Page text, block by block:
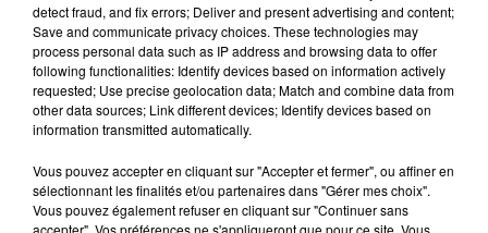
Alsace
Meuse Grand Est
Fred
Retrouvez le Jeu de l'Anniversaire chaque matin
à 09h35 dans Club Magnum
0:00 3 min 19 sec
detect fraud, and fix errors; Deliver and present advertising and content;
Save and communicate privacy choices. These technologies may
process personal data such as IP address and browsing data to offer
following functionalities: Identify devices based on information actively
requested; Use precise geolocation data; Match and combine data from
other data sources; Link different devices; Identify devices based on
information transmitted automatically.
Vous pouvez accepter en cliquant sur "Accepter et fermer", ou affiner en
sélectionnant les finalités et/ou partenaires dans "Gérer mes choix".
Vous pouvez également refuser en cliquant sur "Continuer sans
accepter". Vos préférences ne s'appliqueront que pour ce site. Vous